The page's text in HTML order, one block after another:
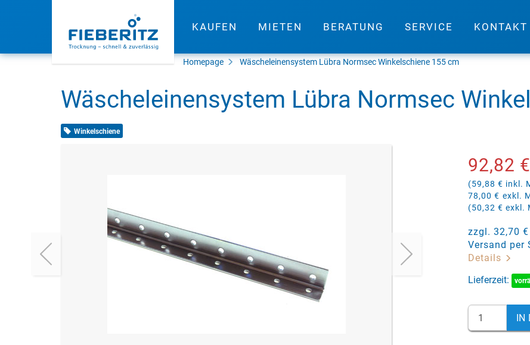
KAUFEN MIETEN BERATUNG SERVICE KONTAKT
Homepage Wäscheleinensystem Lübra Normsec Winkelschiene 155 cm
Wäscheleinensystem Lübra Normsec
Winkelschiene
92,82 €
(59,88 € inkl.
78,00 € exkl.
(50,32 € exkl.
zzgl. 32,70
Versand per
Details
Lieferzeit:
IN